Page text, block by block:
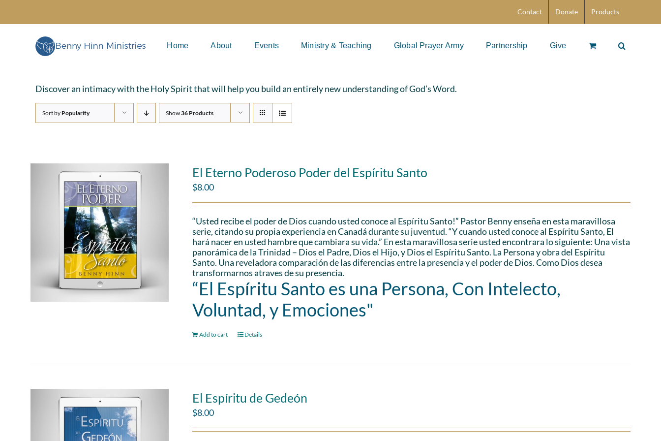
content
Contact Donate Products
Home About Events Ministry & Teaching Global Prayer Army Partnership Give
Discover an intimacy with the Holy Spirit that will help you build an entirely new understanding of God’s Word.
Sort by Popularity Show36 Products
El Eterno Poderoso Poder del Espíritu Santo
$8.00
“Usted recibe el poder de Dios cuando usted conoce al Espíritu Santo!” Pastor Benny enseña en esta maravillosa
serie, citando su propia experiencia en Canadá durante su juventud. “Y cuando usted conoce al Espíritu Santo, El
hará nacer en usted hambre que cambiara su vida.” En esta maravillosa serie usted encontrara lo siguiente: Una vista
panorámica de la Trinidad – Dios el Padre, Dios el Hijo, y Dios el Espíritu Santo. La Persona y obra del Espíritu
Santo. Una reveladora comparación de las diferencias entre la presencia y el poder de Dios. Como Dios desea
transformarnos atraves de su presencia.
“El Espíritu Santo es una Persona, Con Intelecto,
Voluntad, y Emociones"
Add to cart Details
El Espíritu de Gedeón
$8.00